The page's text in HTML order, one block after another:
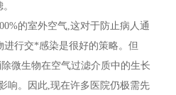
的室外空气,这对于防止病人通
进行交*感染是很好的策略。但
微生物在空气过滤介质中的生长
响。因此,现在许多医院仍极需先